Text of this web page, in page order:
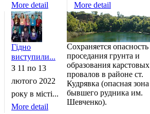
More detail
More detail
Гідно
виступили...
З 11 по 13
лютого 2022
року в місті...
More detail
Сохраняется опасность
проседания грунта и
образования карстовых
провалов в районе ст.
Кудрявка (опасная зона
бывшего рудника им.
Шевченко).